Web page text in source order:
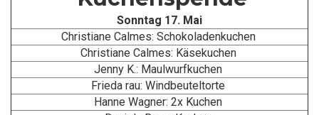
Sonntag 17. Mai
Christiane Calmes: Schokoladenkuchen
Christiane Calmes: Käsekuchen
Jenny K.: Maulwurfkuchen
Frieda rau: Windbeuteltorte
Hanne Wagner: 2x Kuchen